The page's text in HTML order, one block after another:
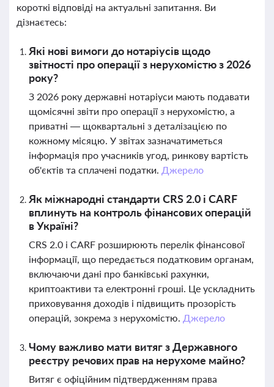
короткі відповіді на актуальні запитання. Ви
дізнаєтесь:
Які нові вимоги до нотаріусів щодо
звітності про операції з нерухомістю з 2026
року?
З 2026 року державні нотаріуси мають подавати
щомісячні звіти про операції з нерухомістю, а
приватні — щоквартальні з деталізацією по
кожному місяцю. У звітах зазначатиметься
інформація про учасників угод, ринкову вартість
об'єктів та сплачені податки. Джерело
Як міжнародні стандарти CRS 2.0 і CARF
вплинуть на контроль фінансових операцій
в Україні?
CRS 2.0 і CARF розширюють перелік фінансової
інформації, що передається податковим органам,
включаючи дані про банківські рахунки,
криптоактиви та електронні гроші. Це ускладнить
приховування доходів і підвищить прозорість
операцій, зокрема з нерухомістю. Джерело
Чому важливо мати витяг з Державного
реєстру речових прав на нерухоме майно?
Витяг є офіційним підтвердженням права